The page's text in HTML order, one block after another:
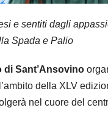
e sentiti dagli
Spada e Palio
di Sant’Ansovino
della XLV
nel cuore del